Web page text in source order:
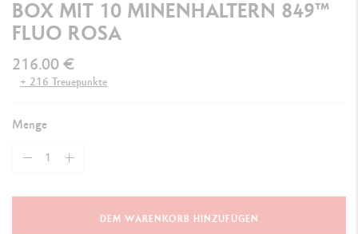
BOX MIT 10 MINENHALTERN 849™
FLUO ROSA
216.00 €
+ 216 Treuepunkte
Menge
DEM WARENKORB HINZUFÜGEN